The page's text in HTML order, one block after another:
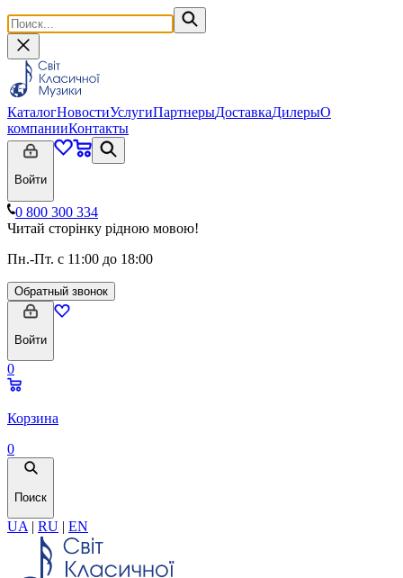
КаталогНовостиУслугиПартнерыДоставкаДилерыО
компанииКонтакты
Войти
0 800 300 334
Читай сторінку рідною мовою!
Пн.-Пт. с 11:00 до 18:00
Обратный звонок
Войти
0
Корзина
0
Поиск
UA | RU | EN